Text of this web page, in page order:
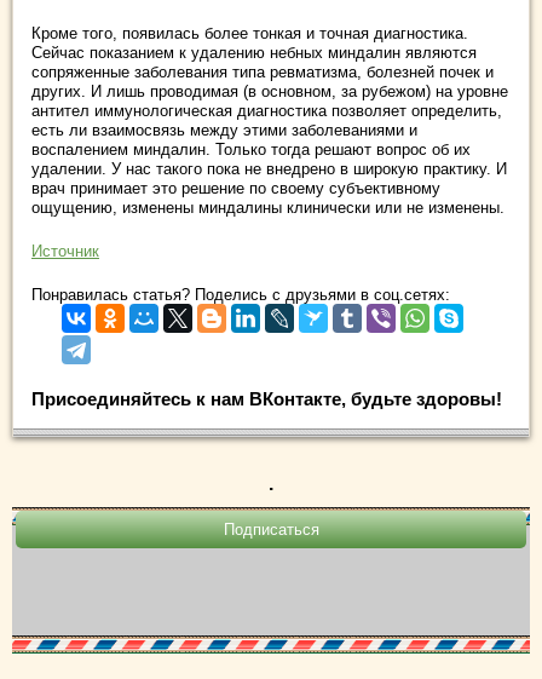
Кроме того, появилась более тонкая и точная диагностика.
Сейчас показанием к удалению небных миндалин являются
сопряженные заболевания типа ревматизма, болезней почек и
других. И лишь проводимая (в основном, за рубежом) на уровне
антител иммунологическая диагностика позволяет определить,
есть ли взаимосвязь между этими заболеваниями и
воспалением миндалин. Только тогда решают вопрос об их
удалении. У нас такого пока не внедрено в широкую практику. И
врач принимает это решение по своему субъективному
ощущению, изменены миндалины клинически или не изменены.
Источник
Понравилась статья? Поделись с друзьями в соц.сетях:
Присоединяйтесь к нам ВКонтакте, будьте здоровы!
.